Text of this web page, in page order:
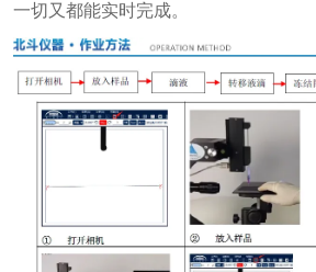
一切又都能实时完成。